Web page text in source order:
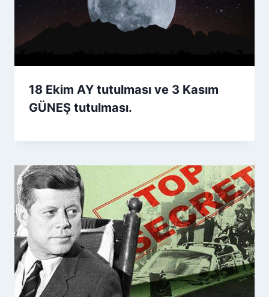
18 Ekim AY tutulması ve 3 Kasım
GÜNEŞ tutulması.